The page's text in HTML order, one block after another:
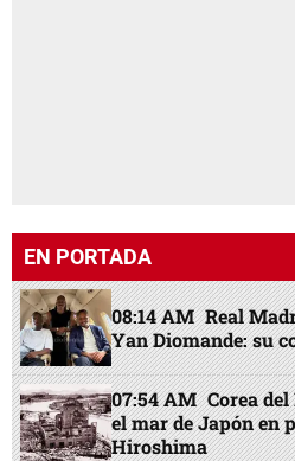
EN PORTADA
08:14 AM Real
Yan Diomande: su
07:54 AM Corea
el mar de Japón en
Hiroshima